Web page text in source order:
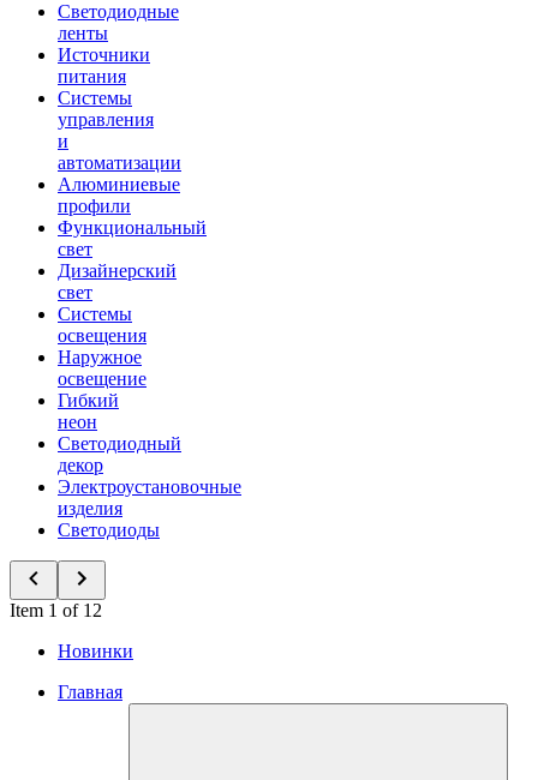
Светодиодные
ленты
Источники
питания
Системы
управления
и
автоматизации
Алюминиевые
профили
Функциональный
свет
Дизайнерский
свет
Системы
освещения
Наружное
освещение
Гибкий
неон
Светодиодный
декор
Электроустановочные
изделия
Светодиоды
Item 1 of 12
Новинки
Главная